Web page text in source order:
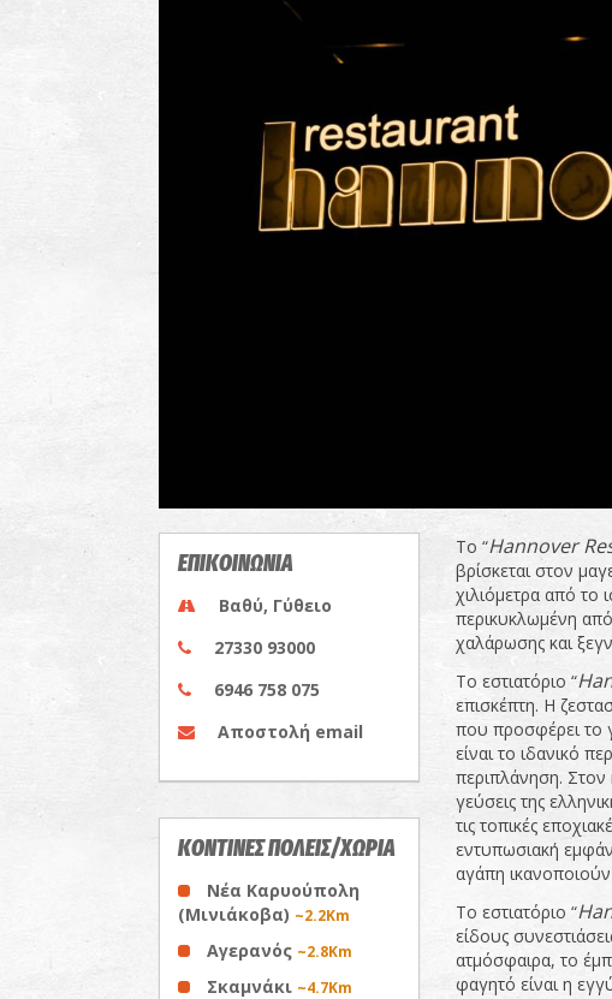
ΕΠΙΚΟΙΝΩΝΙΑ
Βαθύ, Γύθειο
27330 93000
6946 758 075
Αποστολή email
ΚΟΝΤΙΝΕΣ ΠΟΛΕΙΣ/ΧΩΡΙΑ
Νέα Καρυούπολη
(Μινιάκοβα) ~2.2Km
Αγερανός ~2.8Km
Σκαμνάκι ~4.7Km
Το “Hannover
βρίσκεται στον
χιλιόμετρα από το
περικυκλωμένη από
χαλάρωσης και
Το εστιατόριο “
επισκέπτη. Η
που προσφέρει το
είναι το ιδανικό
περιπλάνηση.
γεύσεις της
τις τοπικές
εντυπωσιακή
αγάπη ικανοποιούν
Το εστιατόριο “
είδους
ατμόσφαιρα, το
φαγητό είναι η